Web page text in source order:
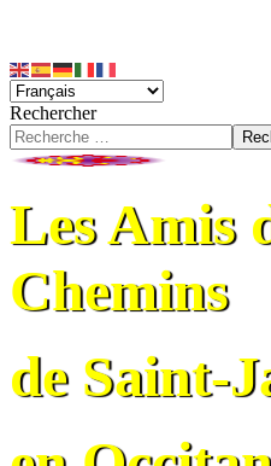
Rechercher
Les Amis
Chemins
de Saint-